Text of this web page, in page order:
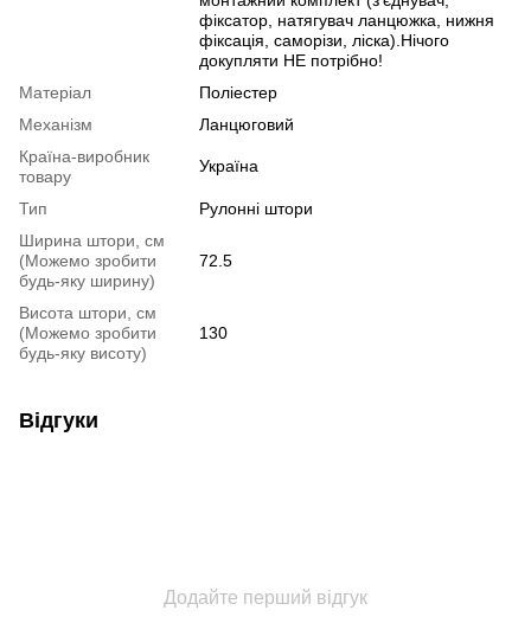
фіксатор, натягувач ланцюжка, нижня
фіксація, саморізи, ліска).Нічого
докупляти НЕ потрібно!
Матеріал
Поліестер
Механізм
Ланцюговий
Країна-виробник
товару
Україна
Тип
Рулонні штори
Ширина штори, см
(Можемо зробити
будь-яку ширину)
72.5
Висота штори, см
(Можемо зробити
будь-яку висоту)
130
Відгуки
Додайте перший відгук